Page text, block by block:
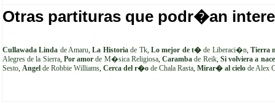
Otras partituras que podr�an
Cullawada Linda de Amaru,La Historiade Tk, Lo mejor de t�de Liberaci�n,Tierra
Alegres de la Sierra, Por amor de M�sica Religiosa,Caramba de Reik, Si volviera a
Sesto, Angel de Robbie Williams, Cerca del r�o de Chala Rasta, Mirar� al cielo de Alex